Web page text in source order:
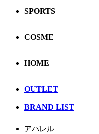
SPORTS
COSME
HOME
OUTLET
BRAND LIST
アパレル